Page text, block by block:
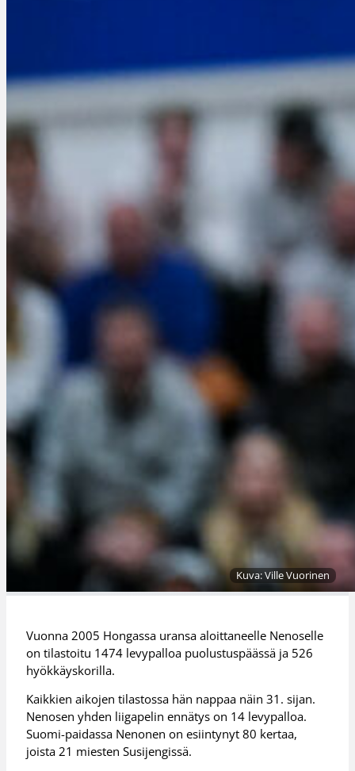
Kuva: Ville Vuorinen
Vuonna 2005 Hongassa uransa aloittaneelle Nenoselle
on tilastoitu 1474 levypalloa puolustuspäässä ja 526
hyökkäyskorilla.
Kaikkien aikojen tilastossa hän nappaa näin 31. sijan.
Nenosen yhden liigapelin ennätys on 14 levypalloa.
Suomi-paidassa Nenonen on esiintynyt 80 kertaa,
joista 21 miesten Susijengissä.